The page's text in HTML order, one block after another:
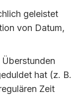
geleistet
von Datum,
hat (z. B.
Zeit